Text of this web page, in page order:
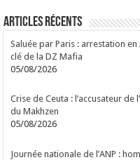
Articles Récents
Saluée par Paris : arrestation en
clé de la DZ Mafia
05/08/2026
Crise de Ceuta : l’accusateur de
du Makhzen
05/08/2026
Journée nationale de l’ANP :